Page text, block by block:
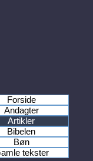
Forside
Andagter
Artikler
Bibelen
Bøn
tekster